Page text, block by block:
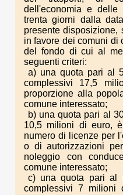
dell'economia e delle
trenta giorni dalla
presente disposizione,
in favore dei comuni di
del fondo di cui al
seguenti criteri:
a) una quota pari al
complessivi 17,5
proporzione alla
comune interessato;
b) una quota pari al
10,5 milioni di euro,
numero di licenze per
o di autorizzazioni
noleggio con
comune interessato;
c) una quota pari al
complessivi 7 milioni